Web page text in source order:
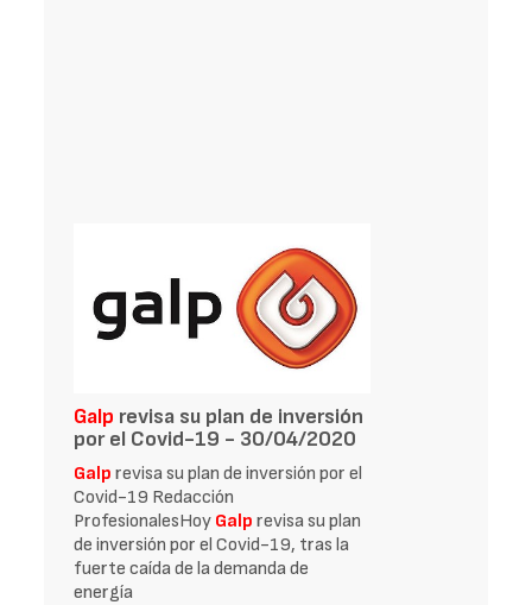
Galp revisa su plan de inversión
por el Covid-19 - 30/04/2020
Galp revisa su plan de inversión por el
Covid-19 Redacción
ProfesionalesHoy Galp revisa su plan
de inversión por el Covid-19, tras la
fuerte caída de la demanda de
energía